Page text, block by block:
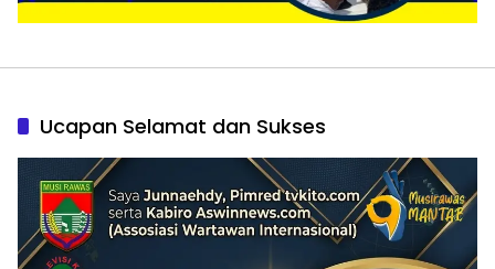
Ucapan Selamat dan Sukses